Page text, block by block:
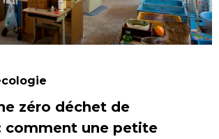
العربية
zéro déchet de
comment une petite